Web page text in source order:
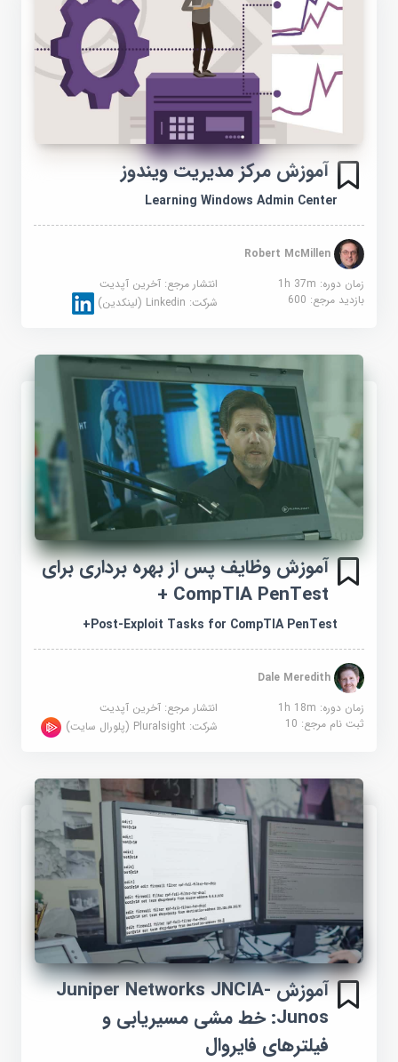
آموزش مرکز مدیریت ویندوز
Learning Windows Admin Center
Robert McMillen
زمان دوره: 1h 37m
انتشار مرجع:آخرین آپدیت
بازدید مرجع:600 شرکت:Linkedin (لینکدین)
آموزش وظایف پس از بهره برداری برای
CompTIA PenTest +
Post-Exploit Tasks for CompTIA PenTest+
Dale Meredith
زمان دوره: 1h 18m
انتشار مرجع:آخرین آپدیت
ثبت نام مرجع:10 شرکت:Pluralsight (پلورال سایت)
آموزش Juniper Networks JNCIA-
Junos: خط مشی مسیریابی و
فیلترهای فایروال